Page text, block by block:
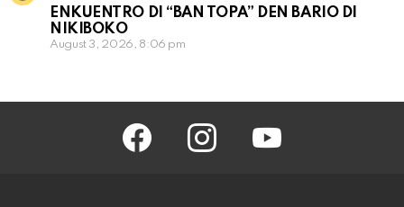
ENKUENTRO DI “BAN TOPA” DEN BARIO DI
NIKIBOKO
August 3, 2026, 8:06 pm
facebook instagram youtube